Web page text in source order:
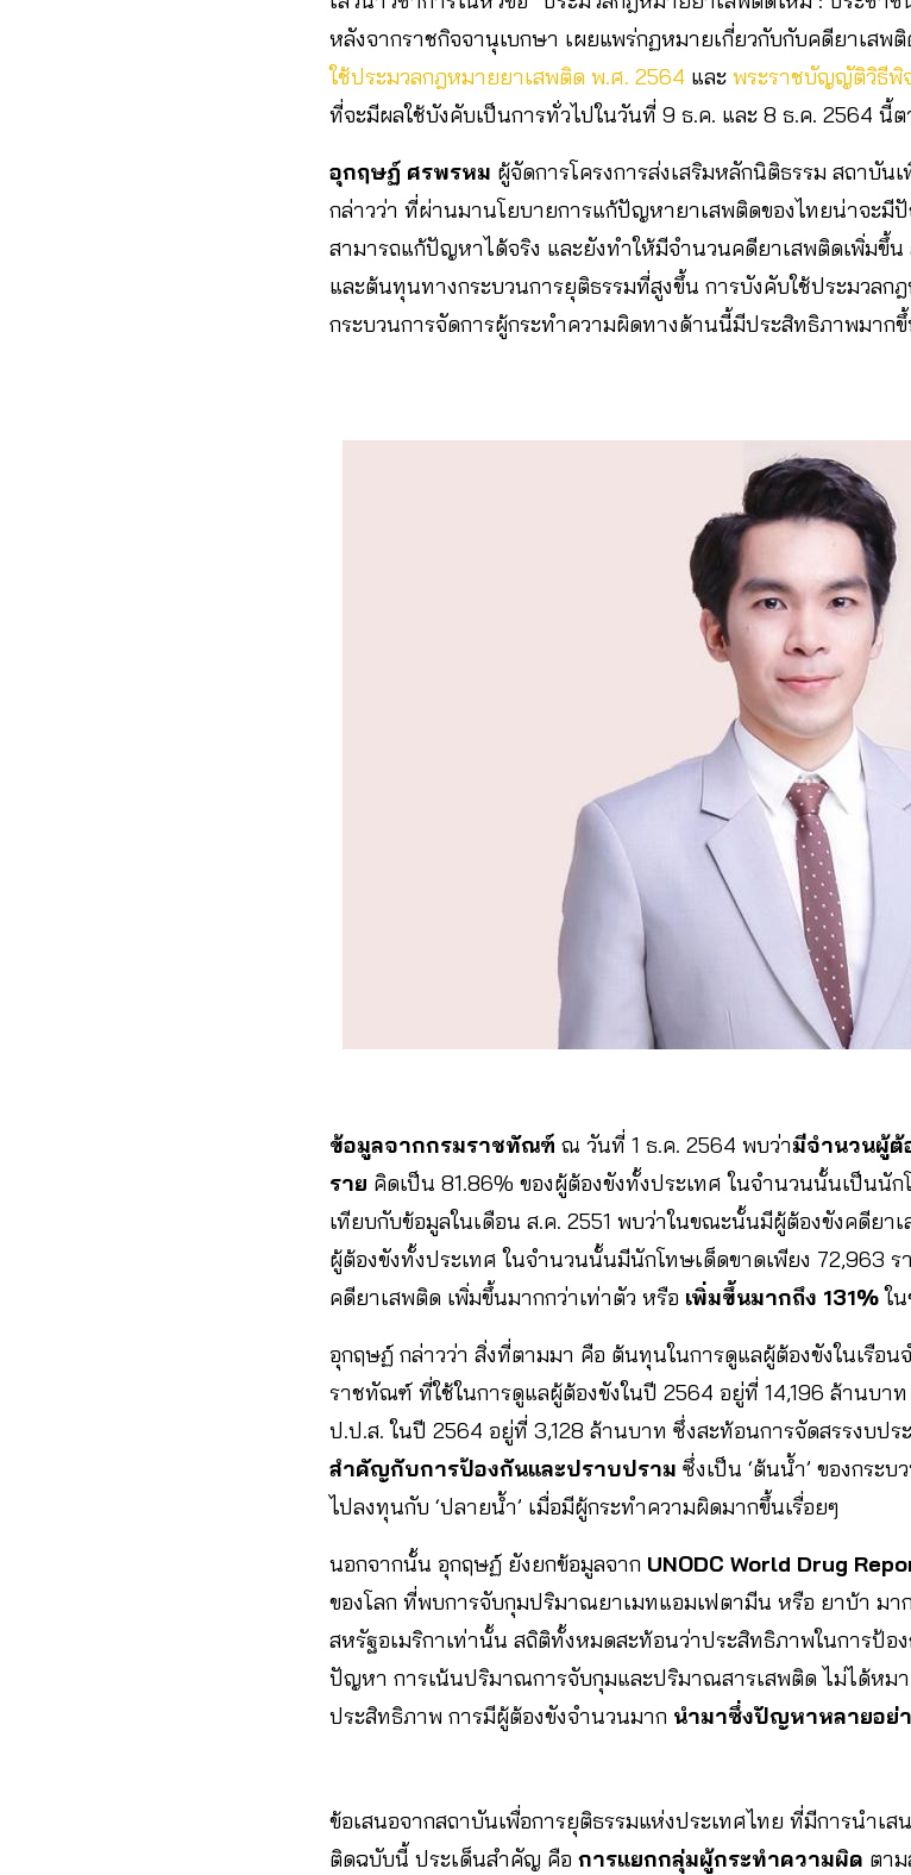
หลังจากราชกิจจานุเบกษา เผยแพร่กฏหมายเกี่ยวกับกับคดียาเสพ
ใช้ประมวลกฎหมายยาเสพติด พ.ศ. 2564 และ พระราชบัญญัติวิธีพิ
ที่จะมีผลใช้บังคับเป็นการทั่วไปในวันที่ 9 ธ.ค. และ 8 ธ.ค. 2564 นี้
อุกฤษฏ์ ศรพรหม ผู้จัดการโครงการส่งเสริมหลักนิติธรรม สถาบัน
กล่าวว่า ที่ผ่านมานโยบายการแก้ปัญหายาเสพติดของไทยน่าจะมี
สามารถแก้ปัญหาได้จริง และยังทำให้มีจำนวนคดียาเสพติดเพิ่มขึ้
และต้นทุนทางกระบวนการยุติธรรมที่สูงขึ้น การบังคับใช้ประมวลก
กระบวนการจัดการผู้กระทำความผิดทางด้านนี้มีประสิทธิภาพมาก
ข้อมูลจากกรมราชทัณฑ์ ณ วันที่ 1 ธ.ค. 2564 พบว่ามีจำนวนผู้ต้
ราย คิดเป็น 81.86% ของผู้ต้องขังทั้งประเทศ ในจำนวนนั้นเป็นนัก
เทียบกับข้อมูลในเดือน ส.ค. 2551 พบว่าในขณะนั้นมีผู้ต้องขังคดียา
ผู้ต้องขังทั้งประเทศ ในจำนวนนั้นมีนักโทษเด็ดขาดเพียง 72,963
คดียาเสพติด เพิ่มขึ้นมากกว่าเท่าตัว หรือ เพิ่มขึ้นมากถึง 131%ใ
อุกฤษฏ์ กล่าวว่า สิ่งที่ตามมา คือ ต้นทุนในการดูแลผู้ต้องขังในเรือ
ราชทัณฑ์ ที่ใช้ในการดูแลผู้ต้องขังในปี 2564 อยู่ที่ 14,196 ล้านบา
ป.ป.ส. ในปี 2564 อยู่ที่ 3,128 ล้านบาท ซึ่งสะท้อนการจัดสรรงบปร
สำคัญกับการป้องกันและปราบปราม ซึ่งเป็น ‘ต้นน้ำ’ ของกระ
ไปลงทุนกับ ‘ปลายน้ำ’ เมื่อมีผู้กระทำความผิดมากขึ้นเรื่อยๆ
นอกจากนั้น อุกฤษฏ์ ยังยกข้อมูลจาก UNODC World Drug
ของโลก ที่พบการจับกุมปริมาณยาเมทแอมเฟตามีน หรือ ยาบ้า มา
สหรัฐอเมริกาเท่านั้น สถิติทั้งหมดสะท้อนว่าประสิทธิภาพในการป้อ
ปัญหา การเน้นปริมาณการจับกุมและปริมาณสารเสพติด ไม่ได้หม
ประสิทธิภาพ การมีผู้ต้องขังจำนวนมาก นำมาซึ่งปัญหาหลายอย่
ข้อเสนอจากสถาบันเพื่อการยุติธรรมแห่งประเทศไทย ที่มีการนำเ
ติดฉบับนี้ ประเด็นสำคัญ คือ การแยกกลุ่มผู้กระทำความผิด ตา